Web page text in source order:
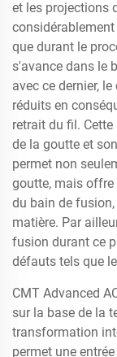
et les projections
que durant le
s'avance dans le
avec ce dernier,
réduits en
retrait du fil.
de la goutte et
permet non
goutte, mais
du bain de
matière. Par
fusion durant ce
défauts tels que
CMT Advanced
sur la base de la
transformation
permet une